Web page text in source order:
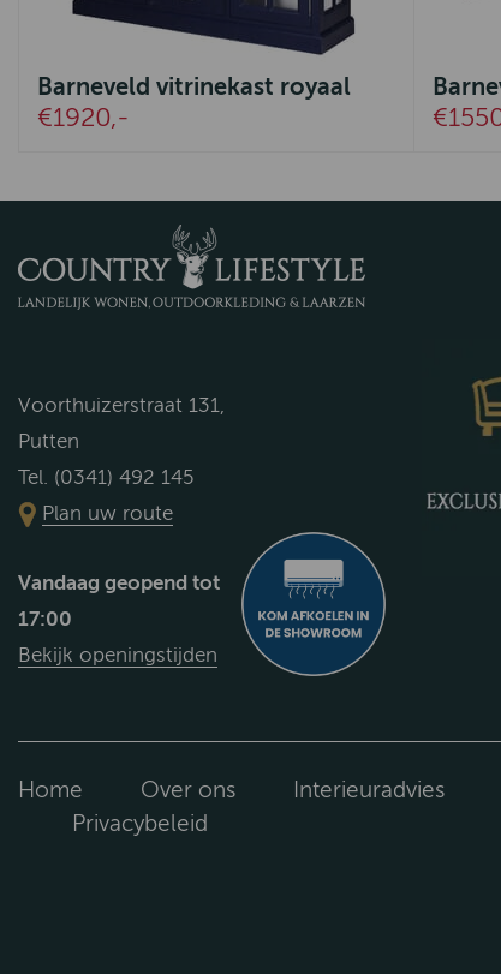
Barneveld vitrinekast royaal
€1920,-
Voorthuizerstraat 131,
Putten
Tel. (0341) 492 145
Plan uw route
Vandaag geopend tot
17:00
Bekijk openingstijden
Home Over ons Interieuradvies
Privacybeleid